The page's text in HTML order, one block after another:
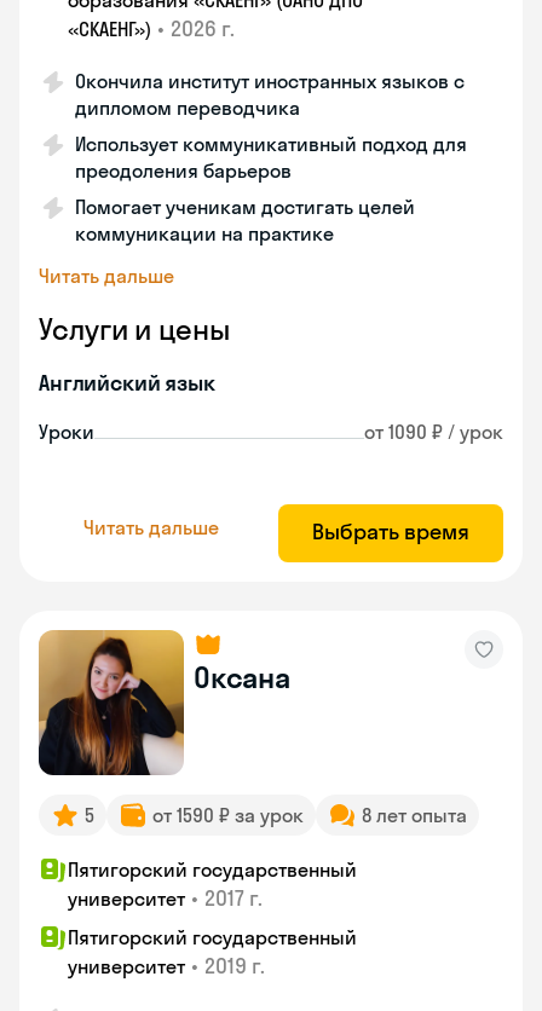
«СКАЕНГ») • 2026 г.
Окончила институт иностранных языков с
дипломом переводчика
Использует коммуникативный подход для
преодоления барьеров
Помогает ученикам достигать целей
коммуникации на практике
Читать дальше
Услуги и цены
Английский язык
Уроки от 1090 ₽ / урок
Читать дальше Выбрать время
Оксана
5 от 1590 ₽ за урок 8 лет опыта
Пятигорский государственный
университет • 2017 г.
Пятигорский государственный
университет • 2019 г.